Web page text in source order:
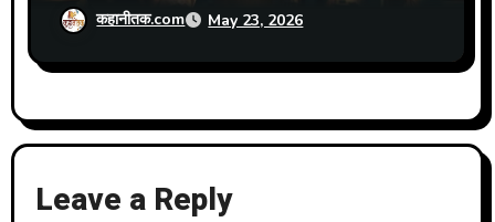
कहानीतक.com May 23, 2026
Leave a Reply